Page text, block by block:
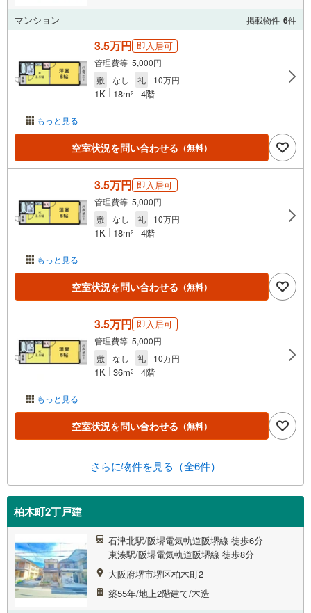
マンション 掲載物件 6件
もっと見る
3.5万円 即入居可
管理費等 5,000円
敷
なし 礼 10万円
1K 18m2 4階
空室状況を問い合わせる （無料）
もっと見る
3.5万円 即入居可
管理費等 5,000円
敷
なし 礼 10万円
1K 18m2 4階
空室状況を問い合わせる （無料）
もっと見る
3.5万円 即入居可
管理費等 5,000円
敷
なし 礼 10万円
1K 36m2 4階
空室状況を問い合わせる （無料）
さらに物件を見る（全6件）
柏木町2丁戸建
石津北駅/阪堺電気軌道阪堺線 徒歩6分
東湊駅/阪堺電気軌道阪堺線 徒歩8分
大阪府堺市堺区柏木町2
築55年/地上2階建て/木造